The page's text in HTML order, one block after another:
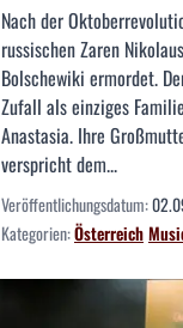
Nach der
russischen Zaren
Bolschewiki ermordet.
Zufall als einziges
Anastasia. Ihre
verspricht dem...
Veröffentlichungsdatum:
Kategorien:Österreich